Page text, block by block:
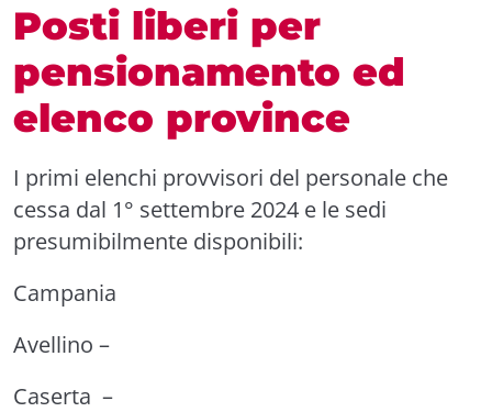
Posti liberi per
pensionamento ed
elenco province
I primi elenchi provvisori del personale che
cessa dal 1° settembre 2024 e le sedi
presumibilmente disponibili:
Campania
Avellino –
Caserta –